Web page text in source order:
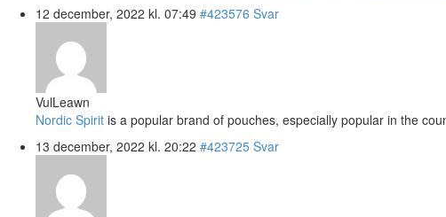
12 december, 2022 kl. 07:49 #423576 Svar
VulLeawn
Nordic Spirit is a popular brand of pouches, especially popular in the
13 december, 2022 kl. 20:22 #423725 Svar